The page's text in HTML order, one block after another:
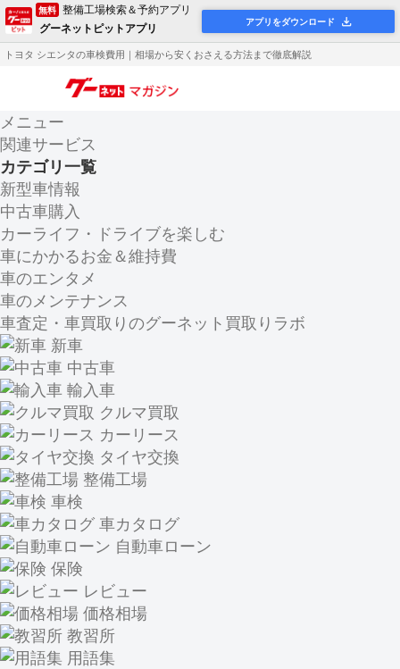
無料 整備工場検索＆予約アプリ
グーネットピットアプリ
アプリをダウンロード
トヨタ シエンタの車検費用｜相場から安くおさえる方法まで徹底解説
メニュー
関連サービス
カテゴリ一覧
新型車情報
中古車購入
カーライフ・ドライブを楽しむ
車にかかるお金＆維持費
車のエンタメ
車のメンテナンス
車査定・車買取りのグーネット買取りラボ
新車
中古車
輸入車
クルマ買取
カーリース
タイヤ交換
整備工場
車検
車カタログ
自動車ローン
保険
レビュー
価格相場
教習所
用語集